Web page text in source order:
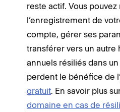
reste actif. Vous
l’enregistrement de
compte, gérer ses
transférer vers un autre
annuels résiliés dans
perdent le bénéfice de l’
gratuit. En savoir plus
domaine en cas de